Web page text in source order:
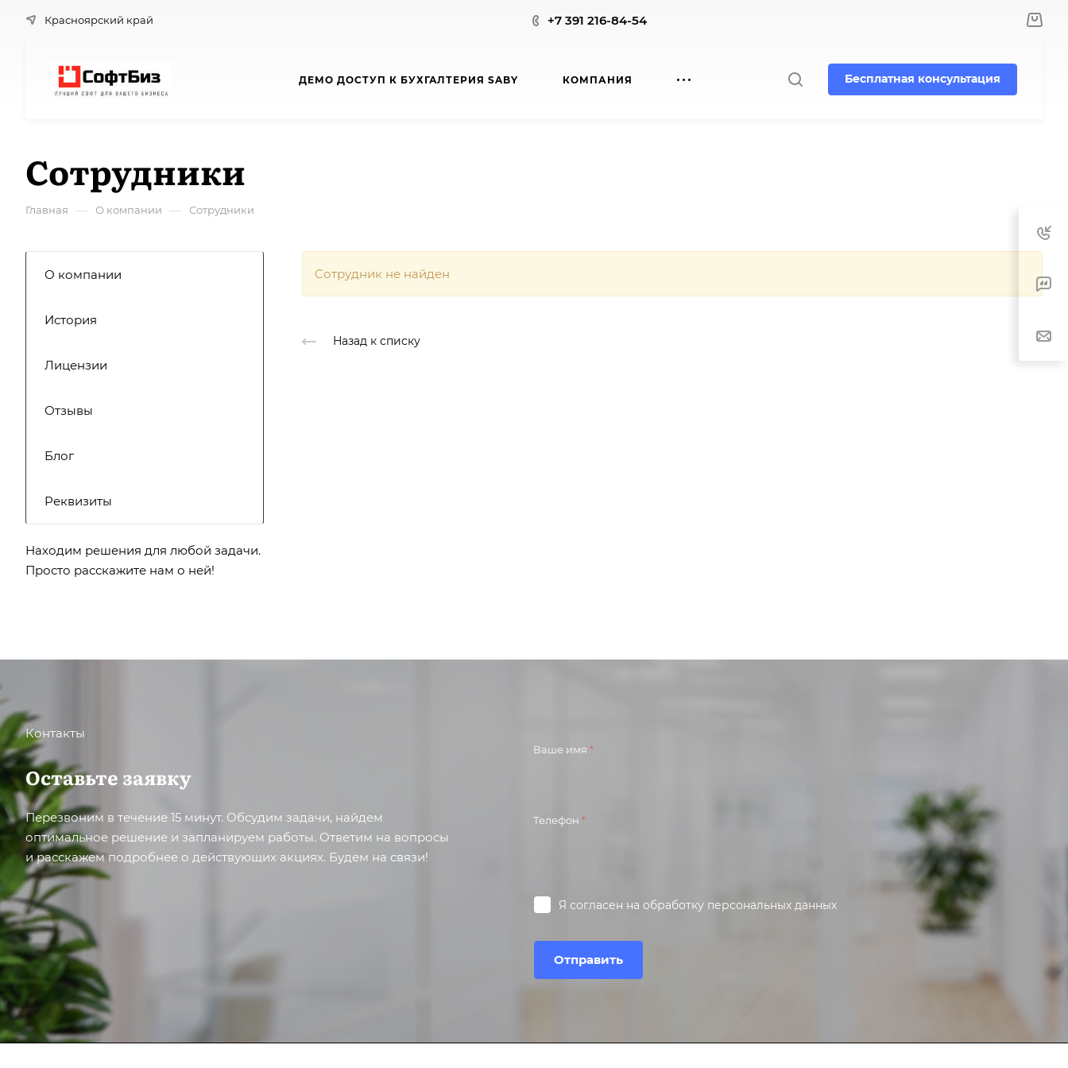
Красноярский край +7 391 216-84-54
ДЕМО ДОСТУП К БУХГАЛТЕРИЯ SABY КОМПАНИЯ Бесплатная консультация
Сотрудники
Главная — О компании — Сотрудники
Cотрудник не найден
Назад к списку
О компании
История
Лицензии
Отзывы
Блог
Реквизиты
Находим решения для любой задачи.
Просто расскажите нам о ней!
Контакты
Оставьте заявку
Перезвоним в течение 15 минут. Обсудим задачи, найдем
оптимальное решение и запланируем работы. Ответим на вопросы
и расскажем подробнее о действующих акциях. Будем на связи!
Ваше имя *
Телефон *
Я согласен на обработку персональных данных
Отправить